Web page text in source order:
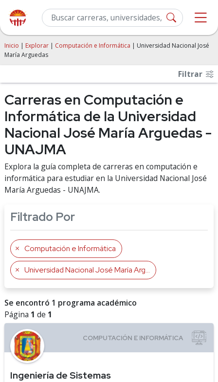
Inicio | Explorar | Computación e Informática | Universidad Nacional José
María Arguedas
Filtrar
Carreras en Computación e
Informática de la Universidad
Nacional José María Arguedas -
UNAJMA
Explora la guía completa de carreras en computación e
informática para estudiar en la Universidad Nacional José
María Arguedas - UNAJMA.
Filtrado Por
Computación e Informática
Universidad Nacional José María Arguedas
Se encontró 1 programa académico
Página 1 de 1
Ingeniería de Sistemas